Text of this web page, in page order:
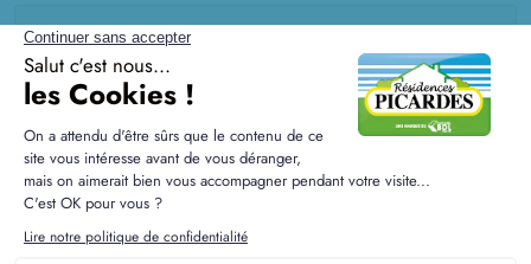
Quelles options de terrains sont disponibles
dans les communes voisines de Douriez ?
Les communes environnantes offrent également
des opportunités intéressantes pour l'achat de
terrains. Consultez nos conseillers pour explorer
les alternatives foncières disponibles dans la CC